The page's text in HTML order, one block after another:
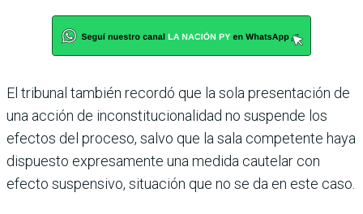
El tribunal también recordó que la sola presentación de
una acción de inconstitucionalidad no suspende los
efectos del proceso, salvo que la sala competente haya
dispuesto expresamente una medida cautelar con
efecto suspensivo, situación que no se da en este caso.